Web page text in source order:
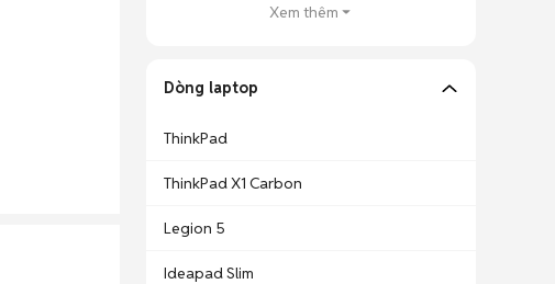
Xem thêm
Dòng laptop
ThinkPad
ThinkPad X1 Carbon
Legion 5
Ideapad Slim